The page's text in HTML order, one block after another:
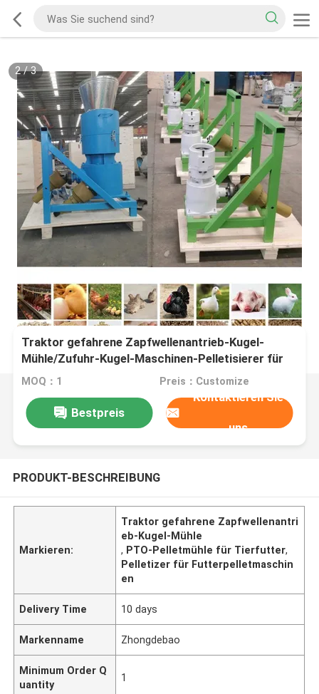
2/3
Traktor gefahrene Zapfwellenantrieb-Kugel-
Mühle/Zufuhr-Kugel-Maschinen-Pelletisierer für
Tierfutter
MOQ：1 Preis：Customize
Bestpreis
Kontaktieren Sie
uns
PRODUKT-BESCHREIBUNG
Markieren:
Traktor gefahrene Zapfwellenantri
eb-Kugel-Mühle
, PTO-Pelletmühle für Tierfutter,
Pelletizer für Futterpelletmaschin
en
Delivery Time 10 days
Markenname Zhongdebao
Minimum Order Q
uantity
1